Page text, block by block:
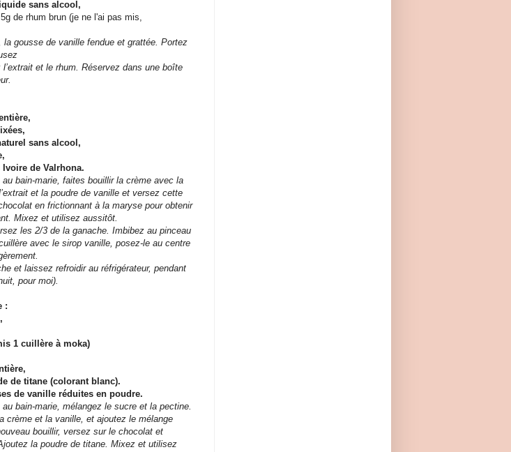
sans alcool,
5g de rhum brun (je ne l'ai pas mis,
la gousse de vanille fendue et grattée. Portez
et le rhum. Réservez dans une boîte
sans alcool,
de Valrhona.
bain-marie, faites bouillir la crème avec la
et la poudre de vanille et versez cette
en frictionnant à la maryse pour obtenir
Mixez et utilisez aussitôt.
les 2/3 de la ganache. Imbibez au pinceau
avec le sirop vanille, posez-le au centre
et laissez refroidir au réfrigérateur, pendant
pour moi).
:
1 cuillère à moka)
de titane (colorant blanc).
de vanille réduites en poudre.
bain-marie, mélangez le sucre et la pectine.
crème et la vanille, et ajoutez le mélange
bouillir, versez sur le chocolat et
la poudre de titane. Mixez et utilisez